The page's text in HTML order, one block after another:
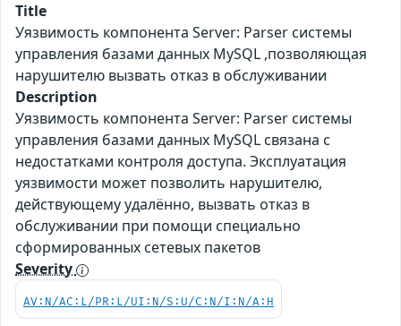
Title
Уязвимость компонента Server: Parser системы
управления базами данных MySQL ,позволяющая
нарушителю вызвать отказ в обслуживании
Description
Уязвимость компонента Server: Parser системы
управления базами данных MySQL связана с
недостатками контроля доступа. Эксплуатация
уязвимости может позволить нарушителю,
действующему удалённо, вызвать отказ в
обслуживании при помощи специально
сформированных сетевых пакетов
Severity
AV:N/AC:L/PR:L/UI:N/S:U/C:N/I:N/A:H